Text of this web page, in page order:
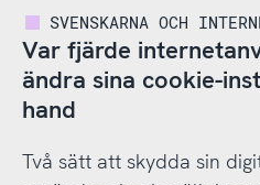
SVENSKARNA OCH
Var fjärde
ändra sina cookie-
hand
Två sätt att skydda sin